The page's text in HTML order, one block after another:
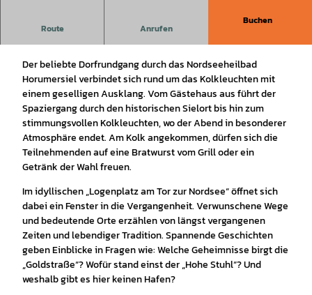
Route Anrufen
Buchen
Ein historischer Rundgang durch den Sielort Horumersiel mit
Der beliebte Dorfrundgang durch das Nordseeheilbad
Horumersiel verbindet sich rund um das Kolkleuchten mit
einem geselligen Ausklang. Vom Gästehaus aus führt der
Spaziergang durch den historischen Sielort bis hin zum
stimmungsvollen Kolkleuchten, wo der Abend in besonderer
Atmosphäre endet. Am Kolk angekommen, dürfen sich die
Teilnehmenden auf eine Bratwurst vom Grill oder ein
Getränk der Wahl freuen.
Im idyllischen „Logenplatz am Tor zur Nordsee“ öffnet sich
dabei ein Fenster in die Vergangenheit. Verwunschene Wege
und bedeutende Orte erzählen von längst vergangenen
Zeiten und lebendiger Tradition. Spannende Geschichten
geben Einblicke in Fragen wie: Welche Geheimnisse birgt die
„Goldstraße“? Wofür stand einst der „Hohe Stuhl“? Und
weshalb gibt es hier keinen Hafen?